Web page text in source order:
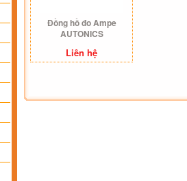
Đồng hồ đo Ampe
AUTONICS
Liên hệ